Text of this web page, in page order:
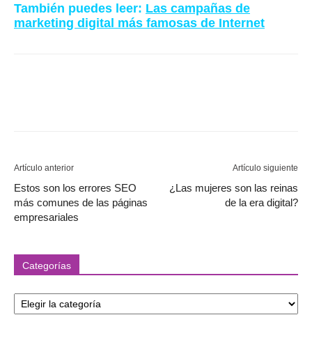
También puedes leer: Las campañas de
marketing digital más famosas de Internet
Artículo anterior
Estos son los errores SEO
más comunes de las páginas
empresariales
Artículo siguiente
¿Las mujeres son las reinas
de la era digital?
Categorías